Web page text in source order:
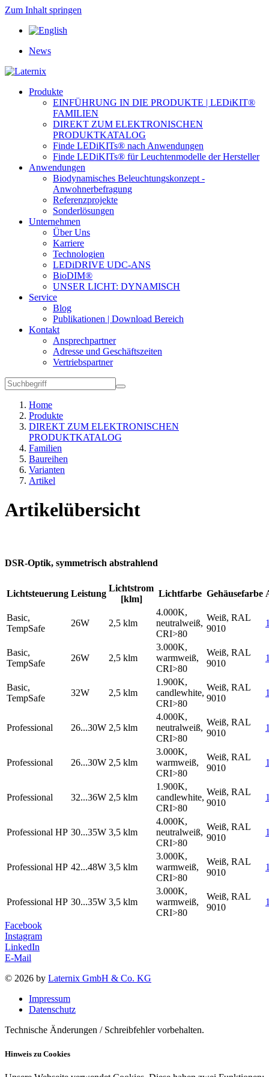
Zum Inhalt springen
News
Produkte
EINFÜHRUNG IN DIE PRODUKTE | LEDiKIT®
FAMILIEN
DIREKT ZUM ELEKTRONISCHEN
PRODUKTKATALOG
Finde LEDiKITs® nach Anwendungen
Finde LEDiKITs® für Leuchtenmodelle der Hersteller
Anwendungen
Biodynamisches Beleuchtungskonzept -
Anwohnerbefragung
Referenzprojekte
Sonderlösungen
Unternehmen
Über Uns
Karriere
Technologien
LEDiDRIVE UDC-ANS
BioDIM®
UNSER LICHT: DYNAMISCH
Service
Blog
Publikationen | Download Bereich
Kontakt
Ansprechpartner
Adresse und Geschäftszeiten
Vertriebspartner
Home
Produkte
DIREKT ZUM ELEKTRONISCHEN
PRODUKTKATALOG
Familien
Baureihen
Varianten
Artikel
Artikelübersicht
DSR-Optik, symmetrisch abstrahlend
Lichtsteuerung Leistung
Lichtstrom
[klm]
Lichtfarbe Gehäusefarbe
Basic,
TempSafe
26W 2,5 klm
4.000K,
neutralweiß,
CRI>80
Weiß, RAL
9010
Basic,
TempSafe
26W 2,5 klm
3.000K,
warmweiß,
CRI>80
Weiß, RAL
9010
Basic,
TempSafe
32W 2,5 klm
1.900K,
candlewhite,
CRI>80
Weiß, RAL
9010
Professional 26...30W 2,5 klm
4.000K,
neutralweiß,
CRI>80
Weiß, RAL
9010
Professional 26...30W 2,5 klm
3.000K,
warmweiß,
CRI>80
Weiß, RAL
9010
Professional 32...36W 2,5 klm
1.900K,
candlewhite,
CRI>80
Weiß, RAL
9010
Professional HP 30...35W 3,5 klm
4.000K,
neutralweiß,
CRI>80
Weiß, RAL
9010
Professional HP 42...48W 3,5 klm
3.000K,
warmweiß,
CRI>80
Weiß, RAL
9010
Professional HP 30...35W 3,5 klm
3.000K,
warmweiß,
CRI>80
Weiß, RAL
9010
Facebook
Instagram
LinkedIn
E-Mail
© 2026 by Laternix GmbH & Co. KG
Impressum
Datenschutz
Technische Änderungen / Schreibfehler vorbehalten.
Hinweis zu Cookies